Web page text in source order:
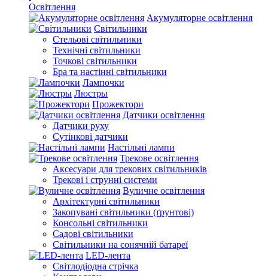
Освітлення
Акумуляторне освітлення
Світильники
Стельові світильники
Технічні світильники
Точкові світильники
Бра та настінні світильники
Лампочки
Люстры
Прожектори
Датчики освітлення
Датчики руху
Сутінкові датчики
Настільні лампи
Трекове освітлення
Аксесуари для трекових світильників
Трекові і струнні системи
Вуличне освітлення
Архітектурні світильники
Закопувані світильники (ґрунтові)
Консольні світильники
Садові світильники
Світильники на сонячній батареї
LED-лента
Світлодіодна стрічка